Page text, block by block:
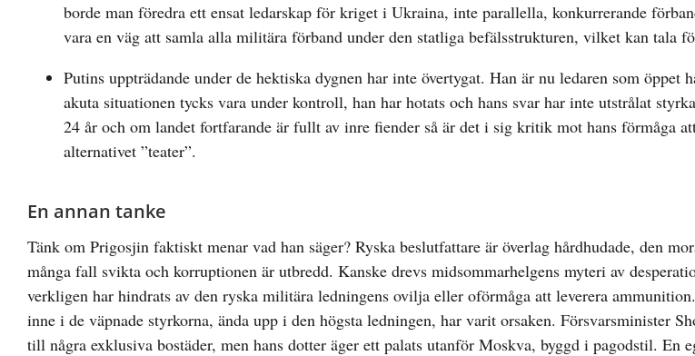
borde man föredra ett ensat ledarskap för kriget i Ukraina, inte parallella, konkurrerande
vara en väg att samla alla militära förband under den statliga befälsstrukturen, vilket kan tala
Putins uppträdande under de hektiska dygnen har inte övertygat. Han är nu ledaren som öppet
akuta situationen tycks vara under kontroll, han har hotats och hans svar har inte utstrålat
24 år och om landet fortfarande är fullt av inre fiender så är det i sig kritik mot hans förmåga
alternativet ”teater”.
En annan tanke
Tänk om Prigosjin faktiskt menar vad han säger? Ryska beslutfattare är överlag hårdhudade, den
många fall svikta och korruptionen är utbredd. Kanske drevs midsommarhelgens myteri av
verkligen har hindrats av den ryska militära ledningens ovilja eller oförmåga att leverera
inne i de väpnade styrkorna, ända upp i den högsta ledningen, har varit orsaken. Försvarsminister
till några exklusiva bostäder, men hans dotter äger ett palats utanför Moskva, byggd i pagodstil. En